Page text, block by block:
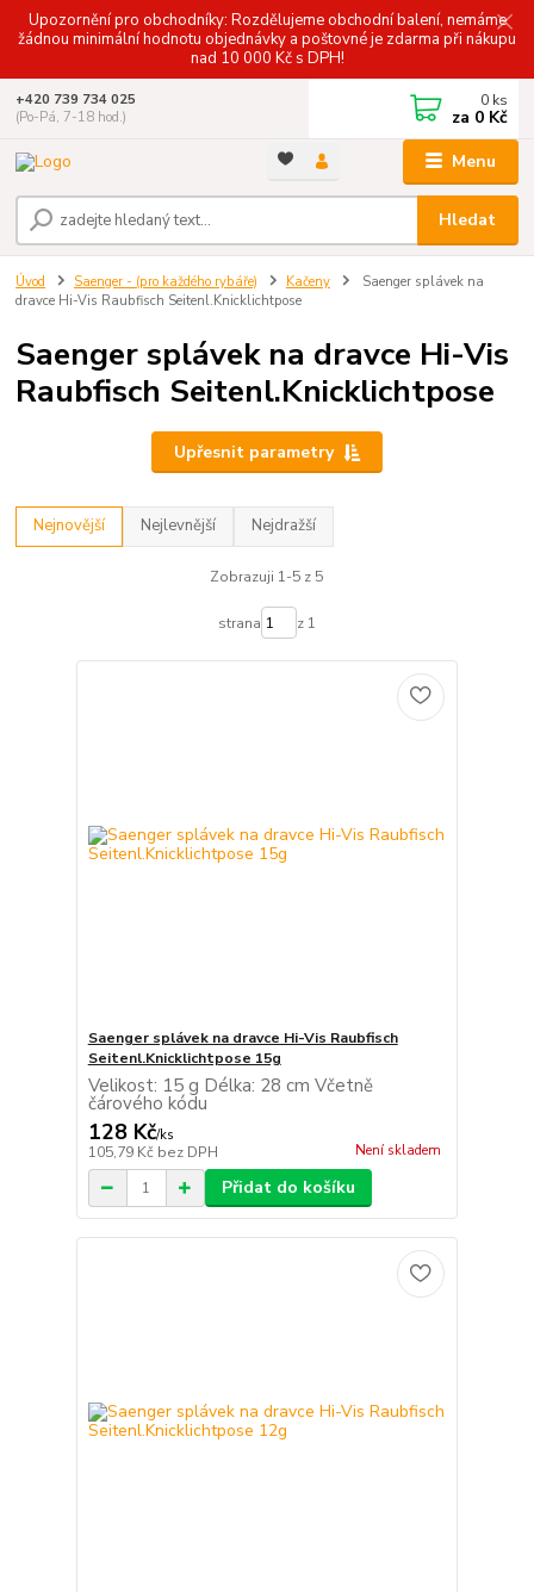
Upozornění pro obchodníky: Rozdělujeme obchodní balení, nemáme
žádnou minimální hodnotu objednávky a poštovné je zdarma při nákupu
nad 10 000 Kč s DPH!
Menu
Hledat
+420 739 734 025
(Po-Pá, 7-18 hod.)
0 ks
za 0 Kč
Úvod Saenger - (pro každého rybáře) Kačeny
Saenger splávek na
dravce Hi-Vis Raubfisch Seitenl.Knicklichtpose
Saenger splávek na dravce Hi-Vis
Raubfisch Seitenl.Knicklichtpose
Upřesnit parametry
Nejnovější Nejlevnější Nejdražší
Zobrazuji 1-5 z 5
strana z 1
Saenger splávek na dravce Hi-Vis Raubfisch
Seitenl.Knicklichtpose 15g
Velikost: 15 g Délka: 28 cm Včetně
čárového kódu
128 Kč/ks
105,79 Kč bez DPH Není skladem
Přidat do košíku